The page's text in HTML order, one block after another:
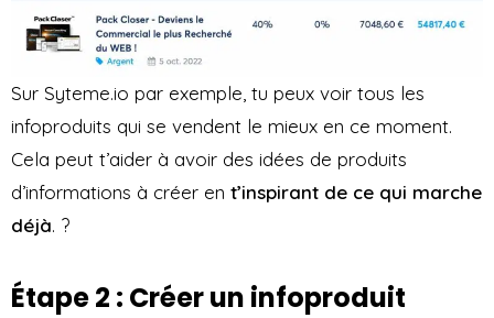
Sur Syteme.io par exemple, tu peux voir tous les
infoproduits qui se vendent le mieux en ce moment.
Cela peut t’aider à avoir des idées de produits
d’informations à créer en t’inspirant de ce qui marche
déjà. ?
Étape 2 : Créer un infoproduit